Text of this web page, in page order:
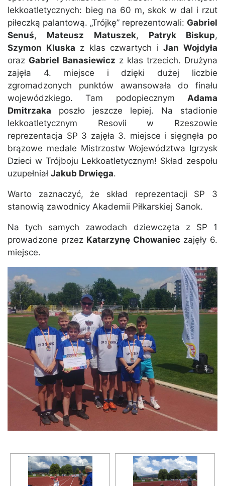
lekkoatletycznych: bieg na 60 m, skok w dal i rzut
piłeczką palantową. „Trójkę” reprezentowali: Gabriel
Senuś, Mateusz Matuszek, Patryk Biskup,
Szymon Kluska z klas czwartych iJan Wojdyła
oraz Gabriel Banasiewicz z klas trzecich. Drużyna
zajęła 4. miejsce i dzięki dużej liczbie
zgromadzonych punktów awansowała do finału
wojewódzkiego. Tam podopiecznym Adama
Dmitrzaka poszło jeszcze lepiej. Na stadionie
lekkoatletycznym Resovii w Rzeszowie
reprezentacja SP 3 zajęła 3. miejsce i sięgnęła po
brązowe medale Mistrzostw Województwa Igrzysk
Dzieci w Trójboju Lekkoatletycznym! Skład zespołu
uzupełniał Jakub Drwięga.
Warto zaznaczyć, że skład reprezentacji SP 3
stanowią zawodnicy Akademii Piłkarskiej Sanok.
Na tych samych zawodach dziewczęta z SP 1
prowadzone przez Katarzynę Chowanieczajęły 6.
miejsce.